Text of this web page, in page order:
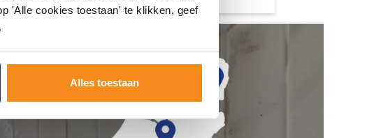
'Alle cookies toestaan' te klikken, geef
Alles toestaan